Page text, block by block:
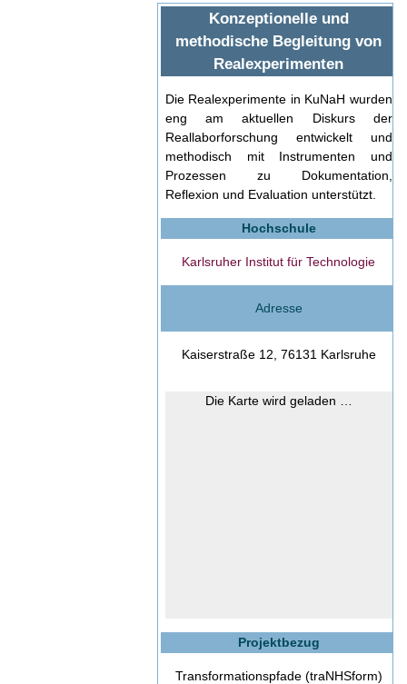
Konzeptionelle und
methodische Begleitung von
Realexperimenten
Die Realexperimente in KuNaH wurden
eng am aktuellen Diskurs der
Reallaborforschung entwickelt und
methodisch mit Instrumenten und
Prozessen zu Dokumentation,
Reflexion und Evaluation unterstützt.
Hochschule
Karlsruher Institut für Technologie
Adresse
Kaiserstraße 12, 76131 Karlsruhe
Die Karte wird geladen …
Projektbezug
Transformationspfade (traNHSform)